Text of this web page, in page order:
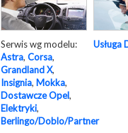
Serwis wg modelu:
Astra, Corsa,
Grandland X,
Insignia, Mokka,
Dostawcze Opel,
Elektryki,
Berlingo/Doblo/Partner
Usługa